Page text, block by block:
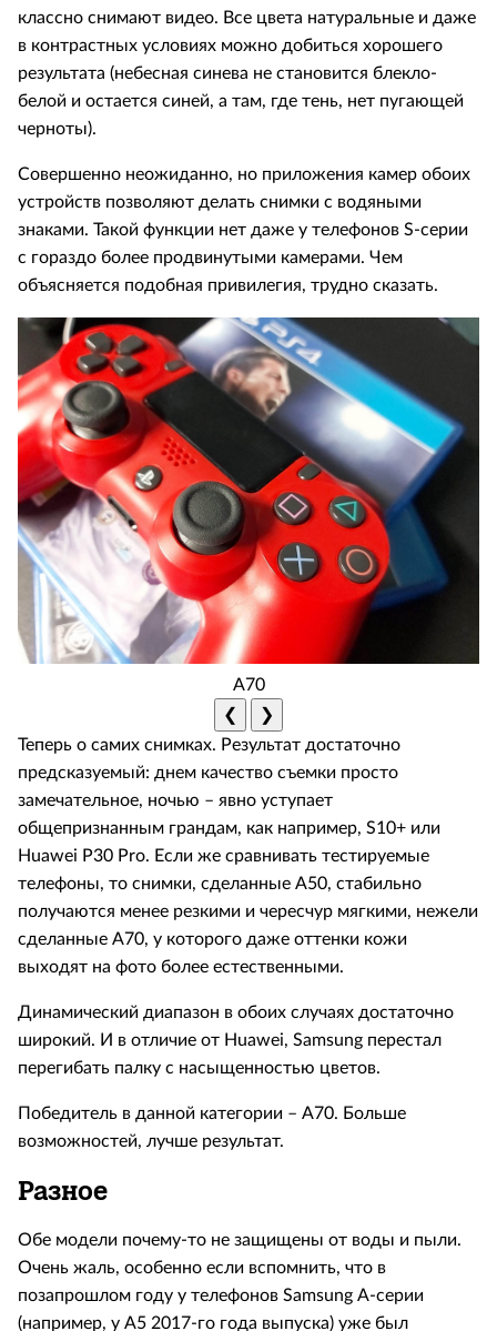
классно снимают видео. Все цвета натуральные и даже
в контрастных условиях можно добиться хорошего
результата (небесная синева не становится блекло-
белой и остается синей, а там, где тень, нет пугающей
черноты).
Совершенно неожиданно, но приложения камер обоих
устройств позволяют делать снимки с водяными
знаками. Такой функции нет даже у телефонов S-серии
с гораздо более продвинутыми камерами. Чем
объясняется подобная привилегия, трудно сказать.
A70
❮
❯
Теперь о самих снимках. Результат достаточно
предсказуемый: днем качество съемки просто
замечательное, ночью – явно уступает
общепризнанным грандам, как например, S10+ или
Huawei P30 Pro. Если же сравнивать тестируемые
телефоны, то снимки, сделанные А50, стабильно
получаются менее резкими и чересчур мягкими, нежели
сделанные А70, у которого даже оттенки кожи
выходят на фото более естественными.
Динамический диапазон в обоих случаях достаточно
широкий. И в отличие от Huawei, Samsung перестал
перегибать палку с насыщенностью цветов.
Победитель в данной категории – А70. Больше
возможностей, лучше результат.
Разное
Обе модели почему-то не защищены от воды и пыли.
Очень жаль, особенно если вспомнить, что в
позапрошлом году у телефонов Samsung А-серии
(например, у А5 2017-го года выпуска) уже был